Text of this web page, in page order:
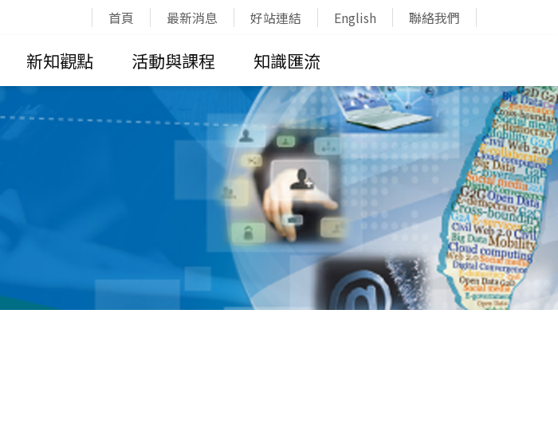
::: 首頁 最新消息 好站連結 English 聯絡我們
新知觀點 活動與課程 知識匯流